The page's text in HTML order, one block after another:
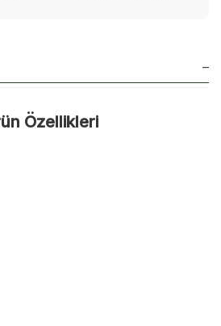
Özellikleri